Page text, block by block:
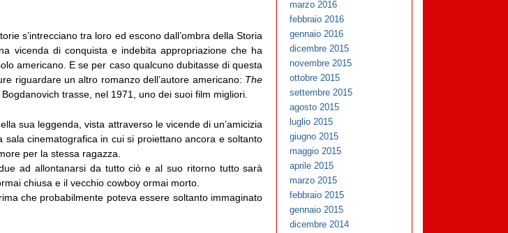
s’intrecciano tra loro ed escono dall’ombra della Storia
vicenda di conquista e indebita appropriazione che ha
americano. E se per caso qualcuno dubitasse di questa
riguardare un altro romanzo dell’autore americano: The
trasse, nel 1971, uno dei suoi film migliori.
sua leggenda, vista attraverso le vicende di un’amicizia
sala cinematografica in cui si proiettano ancora e soltanto
per la stessa ragazza.
ad allontanarsi da tutto ciò e al suo ritorno tutto sarà
chiusa e il vecchio cowboy ormai morto.
che probabilmente poteva essere soltanto immaginato
marzo 2016
febbraio 2016
gennaio 2016
dicembre 2015
novembre 2015
ottobre 2015
settembre 2015
agosto 2015
luglio 2015
giugno 2015
maggio 2015
aprile 2015
marzo 2015
febbraio 2015
gennaio 2015
dicembre 2014